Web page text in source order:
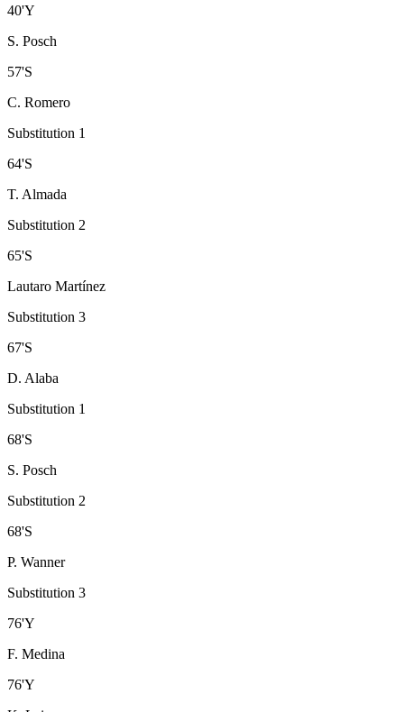
40'Y
S. Posch
57'S
C. Romero
Substitution 1
64'S
T. Almada
Substitution 2
65'S
Lautaro Martínez
Substitution 3
67'S
D. Alaba
Substitution 1
68'S
S. Posch
Substitution 2
68'S
P. Wanner
Substitution 3
76'Y
F. Medina
76'Y